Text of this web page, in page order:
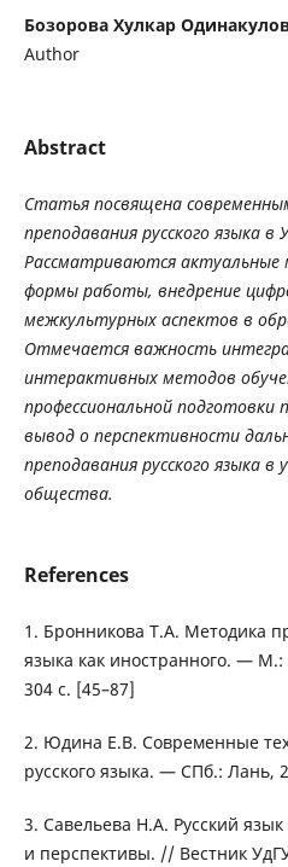
Бозорова Хулкар
Author
Abstract
Статья посвящена
преподавания русского языка в
Рассматриваются актуальные
формы работы, внедрение
межкультурных аспектов в
Отмечается важность
интерактивных методов
профессиональной подготовки
вывод о перспективности
преподавания русского языка в
общества.
References
1. Бронникова Т.А. Методика
языка как иностранного. —
304 с. [45–87]
2. Юдина Е.В. Современные
русского языка. — СПб.: Лань,
3. Савельева Н.А. Русский
и перспективы. // Вестник